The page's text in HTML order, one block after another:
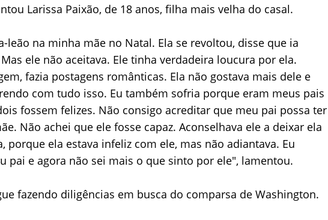
Larissa Paixão, de 18 anos, filha mais velha do casal.
leão na minha mãe no Natal. Ela se revoltou, disse que ia
ele não aceitava. Ele tinha verdadeira loucura por ela.
fazia postagens românticas. Ela não gostava mais dele e
com tudo isso. Eu também sofria porque eram meus pais
fossem felizes. Não consigo acreditar que meu pai possa ter
Não achei que ele fosse capaz. Aconselhava ele a deixar ela
porque ela estava infeliz com ele, mas não adiantava. Eu
pai e agora não sei mais o que sinto por ele", lamentou.
fazendo diligências em busca do comparsa de Washington.